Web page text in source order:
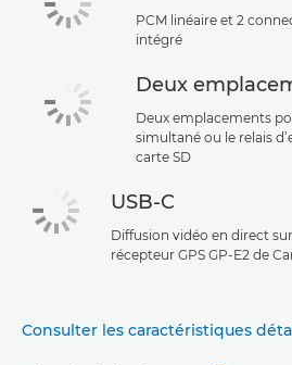
PCM linéaire et 2
intégré
Deux
Deux emplacements
simultané ou le relais
carte SD
USB-C
Diffusion vidéo en direct
récepteur GPS GP-E2 de
Consulter les caractéristiques